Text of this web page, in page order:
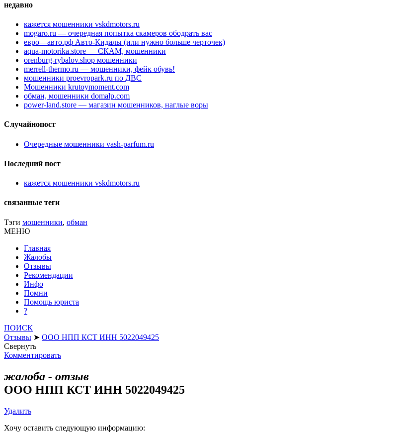
недавно
кажется мошенники vskdmotors.ru
mogaro.ru — очередная попытка скамеров ободрать вас
евро—авто.рф Авто-Кидалы (или нужно больше черточек)
aqua-motorika.store — СКАМ, мошенники
orenburg-rybalov.shop мошенники
merrell-thermo.ru — мошенники, фейк обувь!
мошенники proevropark.ru по ДВС
Мошенники krutoymoment.com
обман, мошенники domalp.com
power-land.store — магазин мошенников, наглые воры
Случайнопост
Очередные мошенники vash-parfum.ru
Последний пост
кажется мошенники vskdmotors.ru
связанные теги
Тэги мошенники, обман
МЕНЮ
Главная
Жалобы
Отзывы
Рекомендации
Инфо
Помни
Помощь юриста
?
ПОИСК
Отзывы ➤ ООО НПП КСТ ИНН 5022049425
Свернуть
Комментировать
жалоба - отзыв
ООО НПП КСТ ИНН 5022049425
Удалить
Хочу оставить следующую информацию: